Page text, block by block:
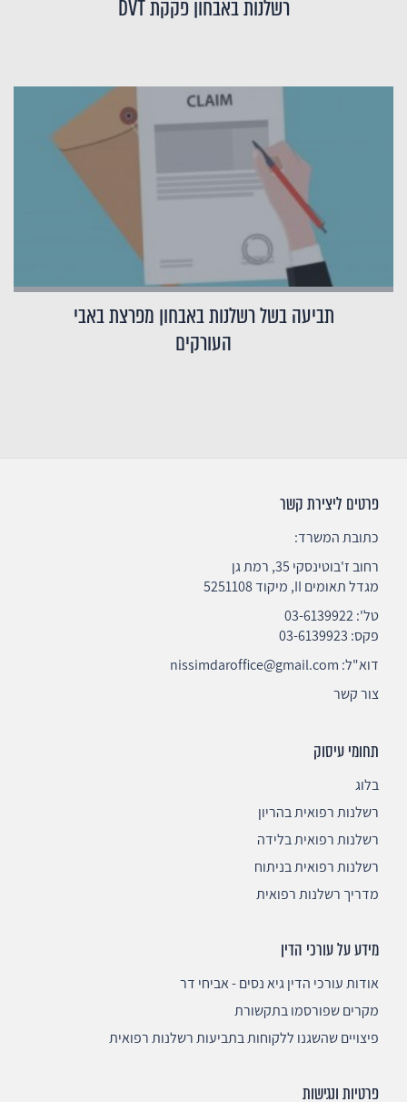
רשלנות באבחון פקקת DVT
תביעה בשל רשלנות באבחון מפרצת באבי
העורקים
פרטים ליצירת קשר
כתובת המשרד:
רחוב ז'בוטינסקי 35, רמת גן
מגדל תאומים II, מיקוד 5251108
טל':03-6139922
פקס: 03-6139923
דוא"ל: nissimdaroffice@gmail.com
צור קשר
תחומי עיסוק
בלוג
רשלנות רפואית בהריון
רשלנות רפואית בלידה
רשלנות רפואית בניתוח
מדריך רשלנות רפואית
מידע על עורכי הדין
אודות עורכי הדין גיא נסים - אביחי דר
מקרים שפורסמו בתקשורת
פיצויים שהשגנו ללקוחות בתביעות רשלנות רפואית
פרטיות ונגישות